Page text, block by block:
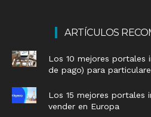
ARTÍCULOS
Los 10 mejores portales
de pago) para
Los 15 mejores portales
vender en Europa